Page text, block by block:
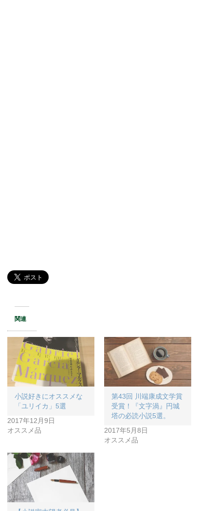
関連
小説好きにオススメな
「ユリイカ」5選
2017年12月9日
オススメ品
第43回 川端康成文学賞
受賞！『文字渦』円城
塔の必読小説5選。
2017年5月8日
オススメ品